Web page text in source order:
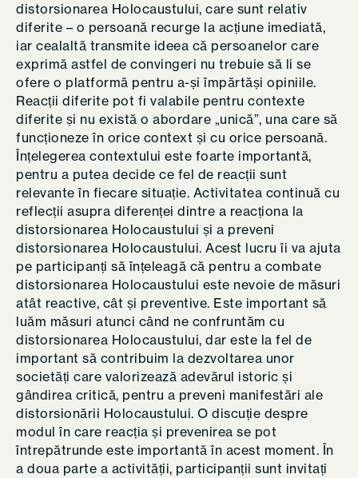
distorsionarea Holocaustului, care sunt relativ
diferite – o persoană recurge la acțiune imediată,
iar cealaltă transmite ideea că persoanelor care
exprimă astfel de convingeri nu trebuie să li se
ofere o platformă pentru a-și împărtăși opiniile.
Reacții diferite pot fi valabile pentru contexte
diferite și nu există o abordare „unică”, una care să
funcționeze în orice context și cu orice persoană.
Înțelegerea contextului este foarte importantă,
pentru a putea decide ce fel de reacții sunt
relevante în fiecare situație. Activitatea continuă cu
reflecții asupra diferenței dintre a reacționa la
distorsionarea Holocaustului și a preveni
distorsionarea Holocaustului. Acest lucru îi va ajuta
pe participanți să înțeleagă că pentru a combate
distorsionarea Holocaustului este nevoie de măsuri
atât reactive, cât și preventive. Este important să
luăm măsuri atunci când ne confruntăm cu
distorsionarea Holocaustului, dar este la fel de
important să contribuim la dezvoltarea unor
societăți care valorizează adevărul istoric și
gândirea critică, pentru a preveni manifestări ale
distorsionării Holocaustului. O discuție despre
modul în care reacția și prevenirea se pot
întrepătrunde este importantă în acest moment. În
a doua parte a activității, participanții sunt invitați